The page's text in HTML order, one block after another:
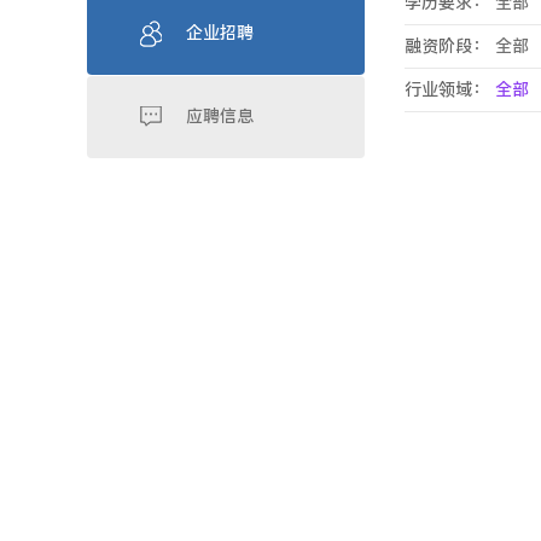
企业招聘
应聘信息
融资阶段： 全部
行业领域： 全部